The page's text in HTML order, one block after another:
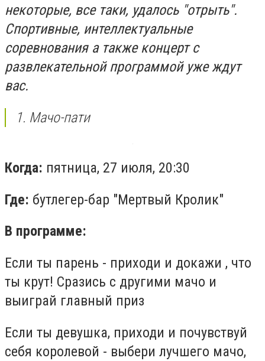
некоторые, все таки, удалось "отрыть".
Спортивные, интеллектуальные
соревнования а также концерт с
развлекательной программой уже ждут
вас.
1. Мачо-пати
Когда: пятница, 27 июля, 20:30
Где: бутлегер-бар "Мертвый Кролик"
В программе:
Если ты парень - приходи и докажи , что
ты крут! Сразись с другими мачо и
выиграй главный приз
Если ты девушка, приходи и почувствуй
себя королевой - выбери лучшего мачо,